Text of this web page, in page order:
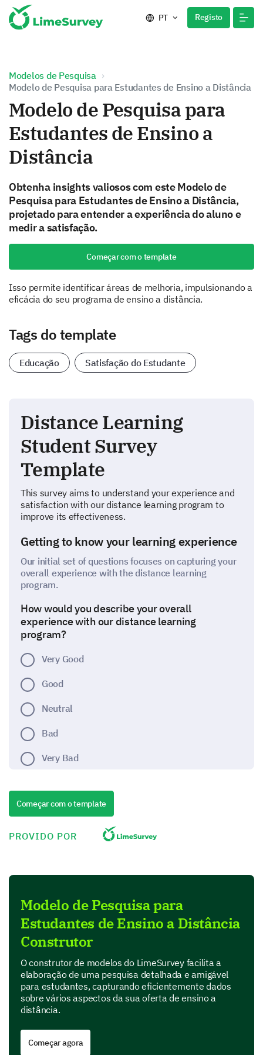
PT Registo
Modelos de Pesquisa
Modelo de Pesquisa para Estudantes de Ensino a Distância
Modelo de Pesquisa para
Estudantes de Ensino a
Distância
Obtenha insights valiosos com este Modelo de
Pesquisa para Estudantes de Ensino a Distância,
projetado para entender a experiência do aluno e
medir a satisfação.
Começar com o template
Isso permite identificar áreas de melhoria, impulsionando a
eficácia do seu programa de ensino a distância.
Tags do template
Educação Satisfação do Estudante
Distance Learning
Student Survey
Template
This survey aims to understand your experience and
satisfaction with our distance learning program to
improve its effectiveness.
Getting to know your learning experience
Our initial set of questions focuses on capturing your
overall experience with the distance learning
program.
How would you describe your overall
experience with our distance learning
program?
Very Good
Good
Neutral
Bad
Very Bad
Please rate the following aspects of the
distance learning experience.
(1 - Very Poor, 2 - Poor, 3 - Neutral, 4 - Good, 5 -
Ease of use of the online platform
Quality of course materials
Interaction with classmates
Flexibility of course schedule
Analyzing specific areas of improvement
Começar com o template
PROVIDO POR
Modelo de Pesquisa para
Estudantes de Ensino a Distância
Construtor
O construtor de modelos do LimeSurvey facilita a
elaboração de uma pesquisa detalhada e amigável
para estudantes, capturando eficientemente dados
sobre vários aspectos da sua oferta de ensino a
distância.
Começar agora